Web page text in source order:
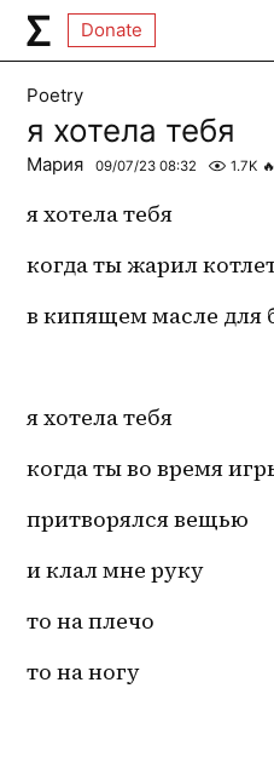
Donate
Poetry
я хотела тебя
Мария 09/07/23 08:32 1.7K 🔥
я хотела тебя
когда ты жарил
в кипящем масле для
я хотела тебя
когда ты во время
притворялся вещью
и клал мне руку
то на плечо
то на ногу